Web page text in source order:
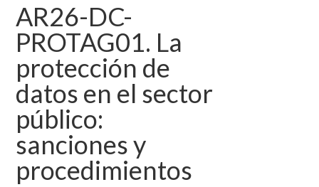
AR26-DC-
PROTAG01. La
protección de
datos en el sector
público:
sanciones y
procedimientos